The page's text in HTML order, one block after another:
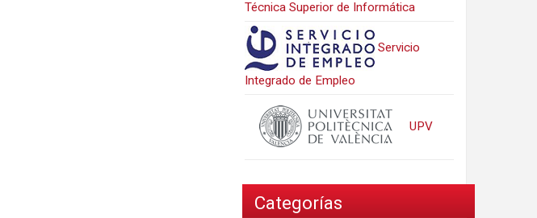
Técnica Superior de Informática
Servicio
Integrado de Empleo
UPV
Categorías